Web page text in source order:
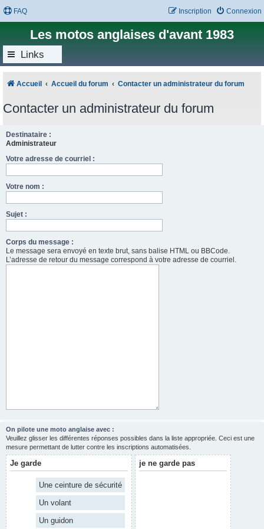
FAQ Connexion
Inscription
Les motos anglaises d'avant 1983
Links
Accueil Accueil du forum Contacter un administrateur du forum
Contacter un administrateur du forum
Destinataire :
Administrateur
Votre adresse de courriel :
Votre nom :
Sujet :
Corps du message :
Le message sera envoyé en texte brut, sans balise HTML ou BBCode.
L’adresse de retour du message correspond à votre adresse de courriel.
On pilote une moto anglaise avec :
Veuillez glisser les différentes réponses possibles dans la liste appropriée. Ceci est une
mesure permettant de lutter contre les inscriptions automatisées.
Je garde
Une ceinture de sécurité
Un volant
Un guidon
je ne garde pas